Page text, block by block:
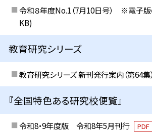
令和８年度No.1（7月10日号） ※電子
KB)
教育研究シリーズ
教育研究シリーズ 新刊発行案内（第64集）
『全国特色ある研究校便覧』
令和8・9年度版 令和8年5月刊行 PDF